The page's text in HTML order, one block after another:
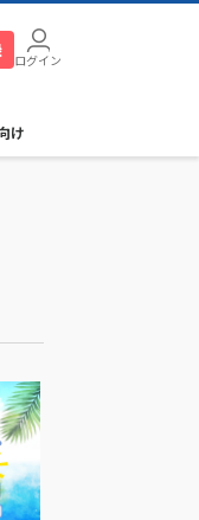
ログイン
け